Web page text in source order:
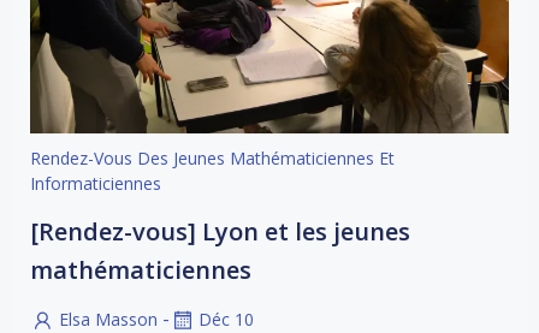
Rendez-Vous Des Jeunes Mathématiciennes Et
Informaticiennes
[Rendez-vous] Lyon et les jeunes
mathématiciennes
Elsa Masson - Déc 10